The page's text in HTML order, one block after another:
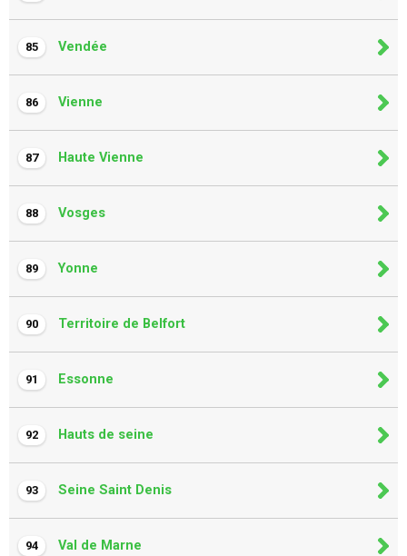
85 Vendée
86 Vienne
87 Haute Vienne
88 Vosges
89 Yonne
90 Territoire de Belfort
91 Essonne
92 Hauts de seine
93 Seine Saint Denis
94 Val de Marne